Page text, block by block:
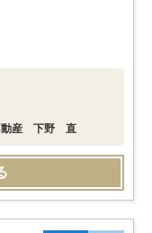
動産 下野 直